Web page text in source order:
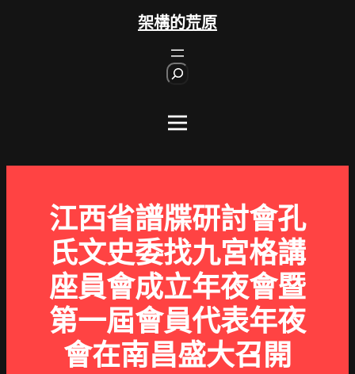
架構的荒原
江西省譜牒研討會孔
氏文史委找九宮格講
座員會成立年夜會暨
第一屆會員代表年夜
會在南昌盛大召開